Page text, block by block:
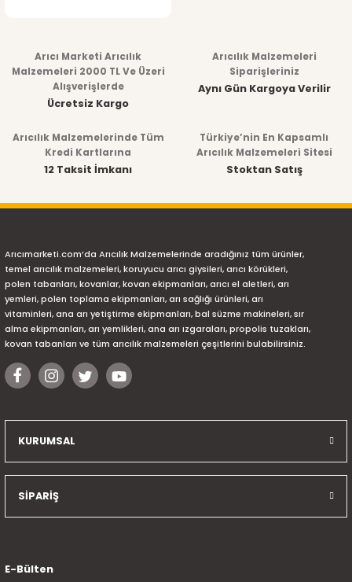
Arıcı Marketi Arıcılık
Malzemeleri 2000 TL Ve Üzeri
Alışverişlerde
Ücretsiz Kargo
Arıcılık Malzemeleri
Siparişleriniz
Aynı Gün Kargoya Verilir
Arıcılık Malzemelerinde Tüm
Kredi Kartlarına
12 Taksit İmkanı
Türkiye’nin En Kapsamlı
Arıcılık Malzemeleri Sitesi
Stoktan Satış
Arıcımarketi.com’da Arıcılık Malzemelerinde aradığınız tüm ürünler,
temel arıcılık malzemeleri, koruyucu arıcı giysileri, arıcı körükleri,
polen tabanları, kovanlar, kovan ekipmanları, arıcı el aletleri, arı
yemleri, polen toplama ekipmanları, arı sağlığı ürünleri, arı
vitaminleri, ana arı yetiştirme ekipmanları, bal süzme makineleri, sır
alma ekipmanları, arı yemlikleri, ana arı ızgaraları, propolis tuzakları,
kovan tabanları ve tüm arıcılık malzemeleri çeşitlerini bulabilirsiniz.
KURUMSAL
SİPARİŞ
E-Bülten